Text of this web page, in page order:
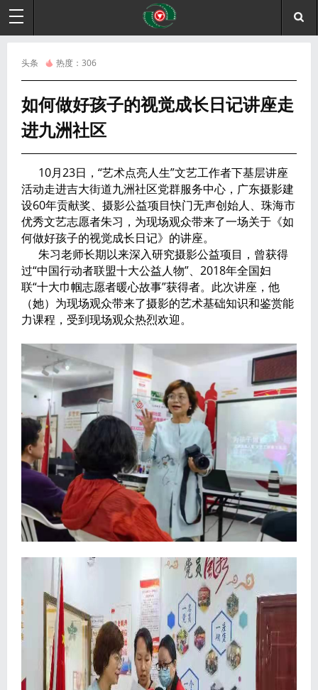
头条 热度： 306
如何做好孩子的视觉成长日记讲座走
进九洲社区
10月23日，“艺术点亮人生”文艺工作者下基层讲座
活动走进吉大街道九洲社区党群服务中心，广东摄影建
设60年贡献奖、摄影公益项目快门无声创始人、珠海市
优秀文艺志愿者朱习，为现场观众带来了一场关于《如
何做好孩子的视觉成长日记》的讲座。
朱习老师长期以来深入研究摄影公益项目，曾获得
过“中国行动者联盟十大公益人物”、2018年全国妇
联“十大巾帼志愿者暖心故事”获得者。此次讲座，他
（她）为现场观众带来了摄影的艺术基础知识和鉴赏能
力课程，受到现场观众热烈欢迎。